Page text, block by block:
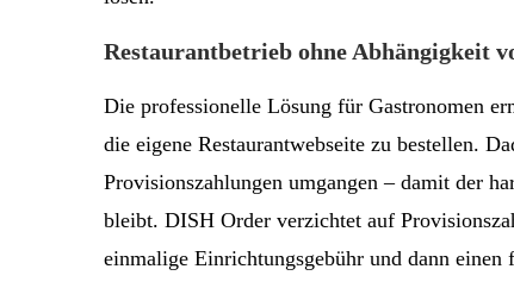
Restaurantbetrieb ohne Abhängigkeit
Die professionelle Lösung für Gastronomen
die eigene Restaurantwebseite zu bestellen.
Provisionszahlungen umgangen – damit der
bleibt. DISH Order verzichtet auf
einmalige Einrichtungsgebühr und dann einen